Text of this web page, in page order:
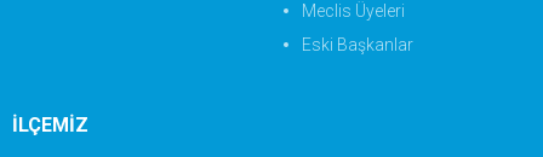
Meclis Üyeleri
Eski Başkanlar
İLÇEMİZ